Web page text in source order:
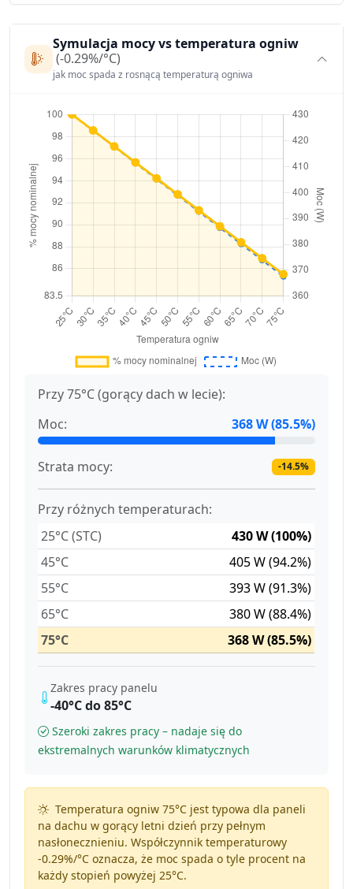
Symulacja mocy vs temperatura ogniw
(-0.29%/°C)
jak moc spada z rosnącą temperaturą ogniwa
Przy 75°C (gorący dach w lecie):
Moc:
368 W (85.5%)
Strata mocy: -14.5%
Przy różnych temperaturach:
25°C (STC)
430 W (100%)
45°C
405 W (94.2%)
55°C
393 W (91.3%)
65°C
380 W (88.4%)
75°C
368 W (85.5%)
Zakres pracy panelu
-40°C do 85°C
Szeroki zakres pracy – nadaje się do
ekstremalnych warunków klimatycznych
Temperatura ogniw 75°C jest typowa dla paneli
na dachu w gorący letni dzień przy pełnym
nasłonecznieniu. Współczynnik temperaturowy
-0.29%/°Coznacza, że moc spada o tyle procent na
każdy stopień powyżej 25°C.